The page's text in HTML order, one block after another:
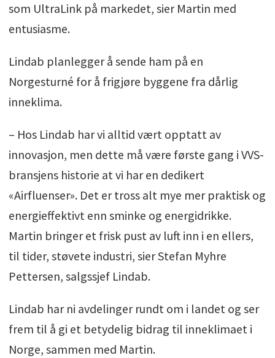
som UltraLink på markedet, sier Martin med
entusiasme.
Lindab planlegger å sende ham på en
Norgesturné for å frigjøre byggene fra dårlig
inneklima.
– Hos Lindab har vi alltid vært opptatt av
innovasjon, men dette må være første gang i VVS-
bransjens historie at vi har en dedikert
«Airfluenser». Det er tross alt mye mer praktisk og
energieffektivt enn sminke og energidrikke.
Martin bringer et frisk pust av luft inn i en ellers,
til tider, støvete industri, sier Stefan Myhre
Pettersen, salgssjef Lindab.
Lindab har ni avdelinger rundt om i landet og ser
frem til å gi et betydelig bidrag til inneklimaet i
Norge, sammen med Martin.